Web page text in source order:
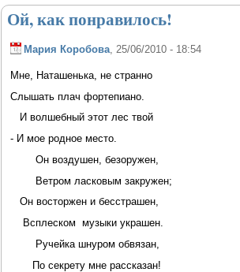
Ой, как понравилось!
Мария Коробова, 25/06/2010 - 18:54
Мне, Наташенька, не странно
Слышать плач фортепиано.
И волшебный этот лес твой
- И мое родное место.
Он воздушен, безоружен,
Ветром ласковым закружен;
Он восторжен и бесстрашен,
Всплеском музыки украшен.
Ручейка шнуром обвязан,
По секрету мне рассказан!